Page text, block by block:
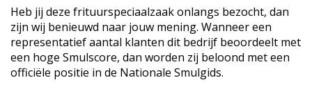
Heb jij deze frituurspeciaalzaak onlangs bezocht, dan
zijn wij benieuwd naar jouw mening. Wanneer een
representatief aantal klanten dit bedrijf beoordeelt met
een hoge Smulscore, dan worden zij beloond met een
officiële positie in de Nationale Smulgids.